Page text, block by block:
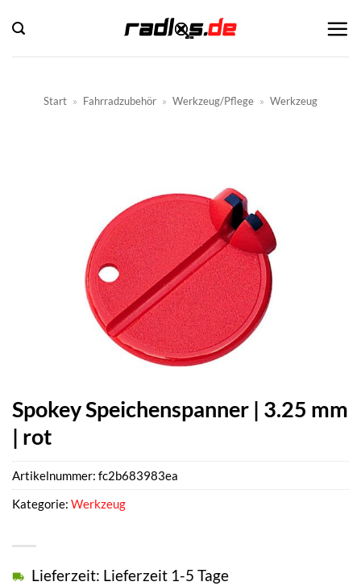
Inhalt
springen
Start » Fahrradzubehör » Werkzeug/Pflege » Werkzeug
Spokey Speichenspanner | 3.25 mm
| rot
Lieferzeit: Lieferzeit 1-5 Tage
Artikelnummer: fc2b683983ea
Kategorie: Werkzeug